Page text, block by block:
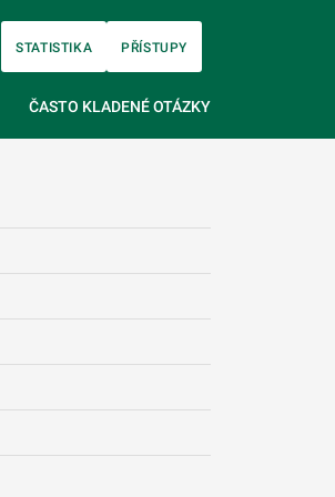
na webu…
STATISTIKA PŘÍSTUPY
ČASTO KLADENÉ OTÁZKY